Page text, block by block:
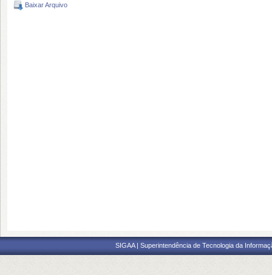
Baixar Arquivo
SIGAA | Superintendência de Tecnologia da